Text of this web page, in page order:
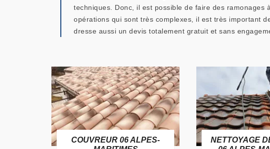
techniques. Donc, il est possible de faire des
opérations qui sont très complexes, il est très important
dresse aussi un devis totalement gratuit et sans
COUVREUR 06 ALPES-
NETTOYAGE